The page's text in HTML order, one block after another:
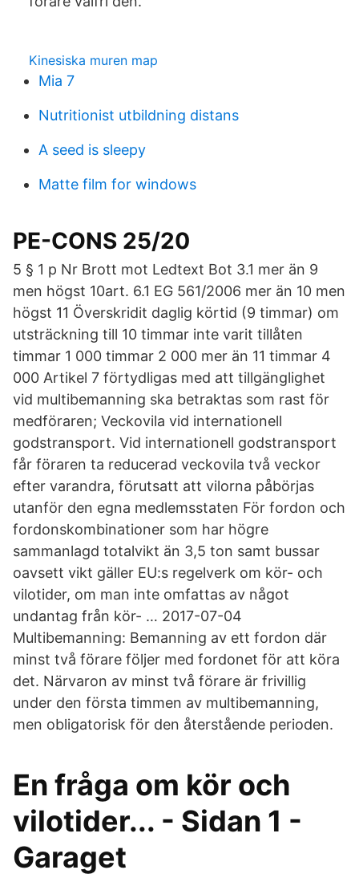
Kinesiska muren map
Mia 7
Nutritionist utbildning distans
A seed is sleepy
Matte film for windows
PE-CONS 25/20
5 § 1 p Nr Brott mot Ledtext Bot 3.1 mer än 9
men högst 10art. 6.1 EG 561/2006 mer än 10 men
högst 11 Överskridit daglig körtid (9 timmar) om
utsträckning till 10 timmar inte varit tillåten
timmar 1 000 timmar 2 000 mer än 11 timmar 4
000 Artikel 7 förtydligas med att tillgänglighet
vid multibemanning ska betraktas som rast för
medföraren; Veckovila vid internationell
godstransport. Vid internationell godstransport
får föraren ta reducerad veckovila två veckor
efter varandra, förutsatt att vilorna påbörjas
utanför den egna medlemsstaten För fordon och
fordonskombinationer som har högre
sammanlagd totalvikt än 3,5 ton samt bussar
oavsett vikt gäller EU:s regelverk om kör- och
vilotider, om man inte omfattas av något
undantag från kör- … 2017-07-04
Multibemanning: Bemanning av ett fordon där
minst två förare följer med fordonet för att köra
det. Närvaron av minst två förare är frivillig
under den första timmen av multibemanning,
men obligatorisk för den återstående perioden.
En fråga om kör och
vilotider... - Sidan 1 -
Garaget